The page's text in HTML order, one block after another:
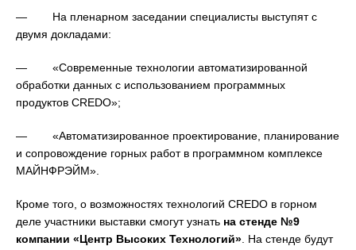
— На пленарном заседании специалисты выступят с
двумя докладами:
— «Современные технологии автоматизированной
обработки данных с использованием программных
продуктов CREDO»;
— «Автоматизированное проектирование, планирование
и сопровождение горных работ в программном комплексе
МАЙНФРЭЙМ».
Кроме того, о возможностях технологий CREDO в горном
деле участники выставки смогут узнать на стенде №9
компании «Центр Высоких Технологий» . На стенде будут